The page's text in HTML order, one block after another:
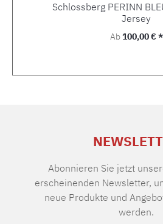
Schlossberg PERINN
Jersey
Regulärer
Ab100,00 € *
Abonnieren Sie jetzt
erscheinenden Newsletter,
neue Produkte und
werden.